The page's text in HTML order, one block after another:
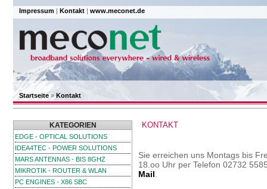
Impressum | Kontakt | www.meconet.de
Startseite»Kontakt
KATEGORIEN
EDGE - OPTICAL SOLUTIONS
IDEA4TEC - POWER SOLUTIONS
MARS ANTENNAS - BIS 8GHZ
MIKROTIK - ROUTER & WLAN
PC ENGINES - X86 SBC
KONTAKT
Sie erreichen uns Montags bis
18.oo Uhr per Telefon 02732
Mail